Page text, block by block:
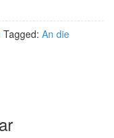
Tagged: An die